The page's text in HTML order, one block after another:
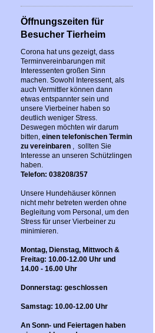
Öffnungszeiten für
Besucher Tierheim
Corona hat uns gezeigt, dass
Terminvereinbarungen mit
Interessenten großen Sinn
machen. Sowohl Interessent, als
auch Vermittler können dann
etwas entspannter sein und
unsere Vierbeiner haben so
deutlich weniger Stress.
Deswegen möchten wir darum
bitten, einen telefonischen Termin
zu vereinbaren , sollten Sie
Interesse an unseren Schützlingen
haben.
Telefon: 038208/357
Unsere Hundehäuser können
nicht mehr betreten werden ohne
Begleitung vom Personal, um den
Stress für unser Vierbeiner zu
minimieren.
Montag, Dienstag, Mittwoch &
Freitag: 10.00-12.00 Uhr und
14.00 - 16.00 Uhr
Donnerstag: geschlossen
Samstag: 10.00-12.00 Uhr
An Sonn- und Feiertagen haben